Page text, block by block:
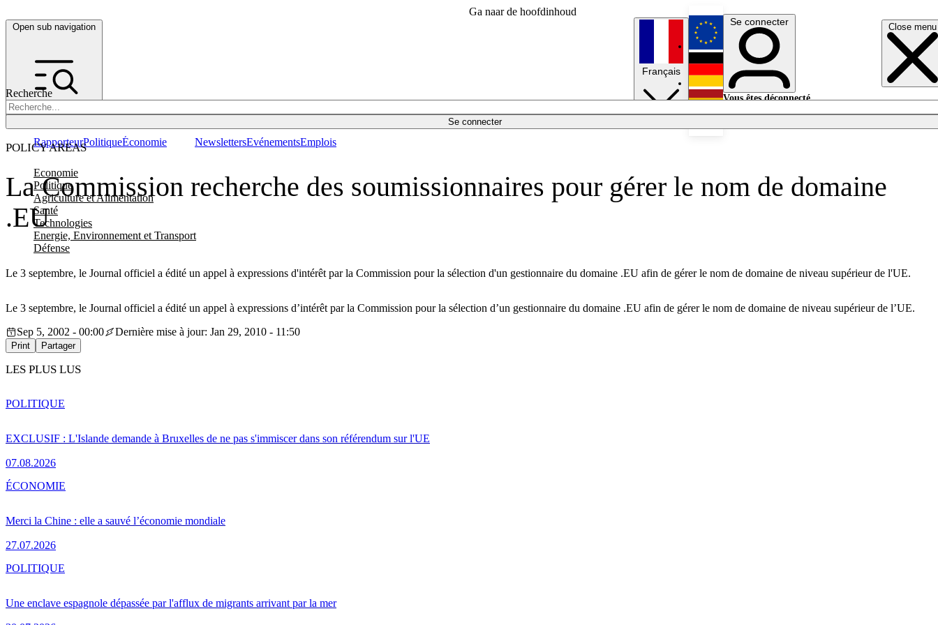
Ga naar de hoofdinhoud
Open sub navigation Close menu
Recherche
Se connecter
POLICY AREAS
Economie
Politique
Agriculture et Alimentation
Santé
Technologies
Energie, Environnement et Transport
Défense
RapporteurPolitiqueÉconomie NewslettersEvénementsEmplois
Français
English
Deutsch
Se connecter
Vous êtes déconnecté.
La Commission recherche des soumissionnaires pour gérer le nom de domaine
.EU
Le 3 septembre, le Journal officiel a édité un appel à expressions d'intérêt par la Commission pour la sélection d'un gestionnaire du domaine .EU afin de gérer le nom de domaine de niveau supérieur de l'UE.
Le 3 septembre, le Journal officiel a édité un appel à expressions d’intérêt par la Commission pour la sélection d’un gestionnaire du domaine .EU afin de gérer le nom de domaine de niveau supérieur de l’UE.
Sep 5, 2002 - 00:00
Dernière mise à jour: Jan 29, 2010 - 11:50
Print Partager
LES PLUS LUS
EXCLUSIF : L'Islande demande à Bruxelles de ne pas s'immiscer dans son référendum sur l'UE
07.08.2026
POLITIQUE
Merci la Chine : elle a sauvé l’économie mondiale
27.07.2026
ÉCONOMIE
Une enclave espagnole dépassée par l'afflux de migrants arrivant par la mer
POLITIQUE